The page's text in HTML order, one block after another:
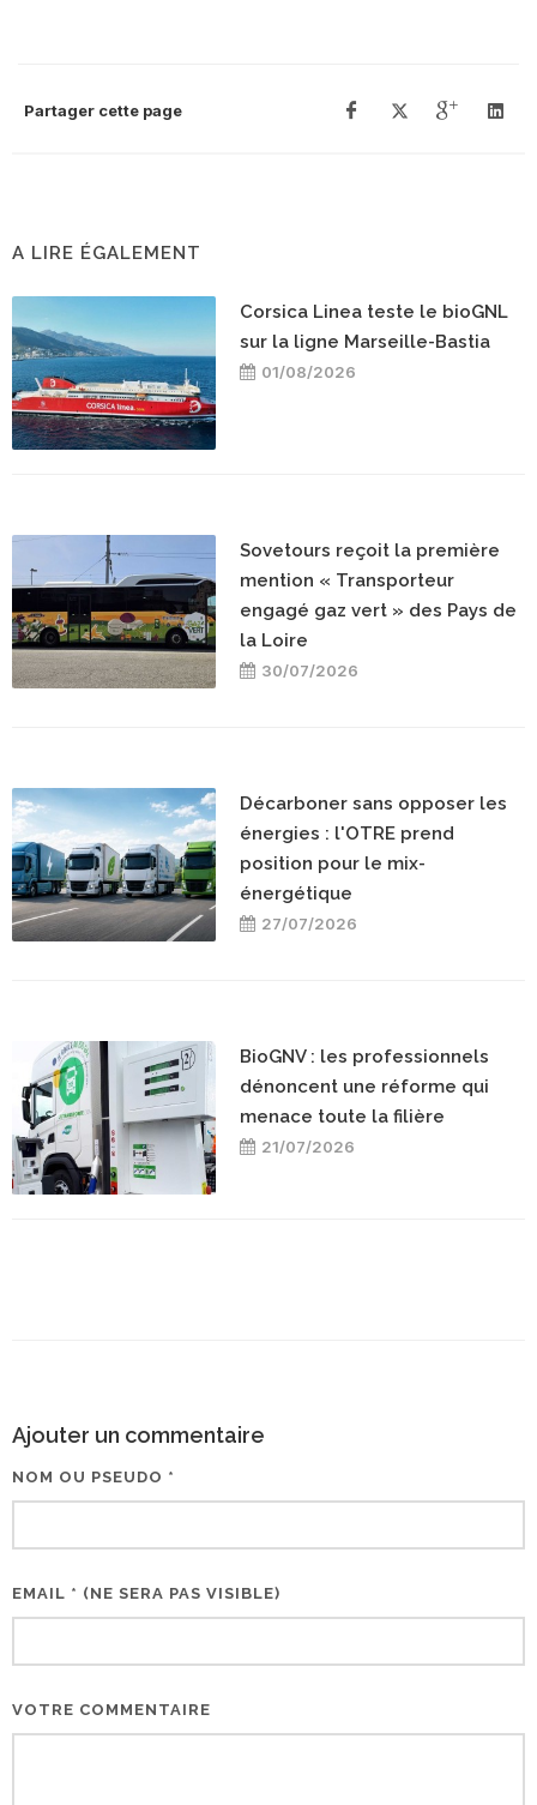
Partager cette page
A LIRE ÉGALEMENT
Corsica Linea teste le bioGNL
sur la ligne Marseille-Bastia
01/08/2026
Sovetours reçoit la première
mention « Transporteur
engagé gaz vert » des Pays de
la Loire
30/07/2026
Décarboner sans opposer les
énergies : l'OTRE prend
position pour le mix-
énergétique
27/07/2026
BioGNV : les professionnels
dénoncent une réforme qui
menace toute la filière
21/07/2026
Ajouter un commentaire
NOM OU PSEUDO *
EMAIL * (NE SERA PAS VISIBLE)
VOTRE COMMENTAIRE